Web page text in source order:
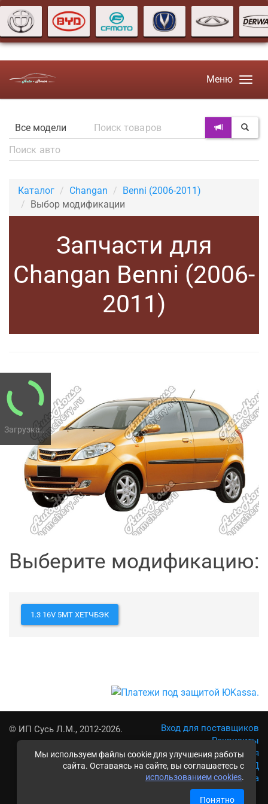
Мы используем файлы cookie для улучшения работы
сайта. Оставаясь на сайте, вы соглашаетесь с
использованием cookies.
Понятно
Загрузка...
Меню
Каталог Changan
Benni (2006-2011)
Выбор модификации
Запчасти для
Changan Benni (2006-
2011)
Выберите модификацию:
1.3 16V 5MT ХЕТЧБЭК
© ИП Сусь Л.М., 2012-2026.
Вход для поставщиков
Реквизиты
Условия использования
Политика обработки ПД
Карта сайта